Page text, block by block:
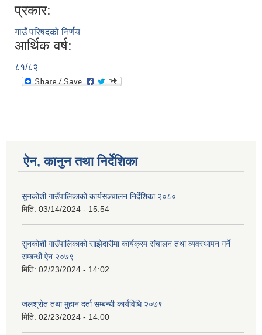
प्रकार:
गाउँ परिषदको निर्णय
आर्थिक वर्ष:
८१/८२
ऐन, कानुन तथा निर्देशिका
सुनकोशी गाउँपालिकाको कार्यसञ्चालन निर्देशिका २०८०
मिति: 03/14/2024 - 15:54
सुनकोशी गाउँपालिकाको साझेदारीमा कार्यक्रम संचालन तथा व्यवस्थापन गर्ने
सम्बन्धी ऐन २०७९
मिति: 02/23/2024 - 14:02
जलश्रोत तथा मुहान दर्ता सम्बन्धी कार्यविधि २०७९
मिति: 02/23/2024 - 14:00